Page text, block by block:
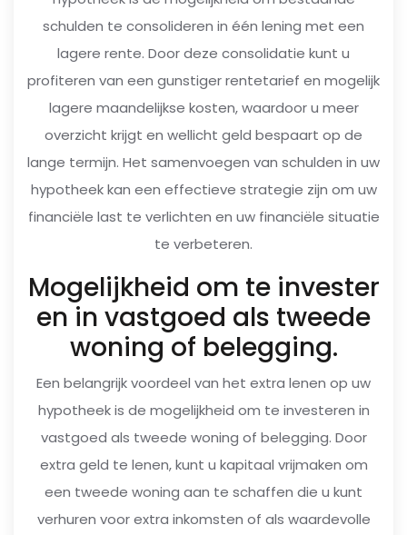
schulden te consolideren in één lening met een
lagere rente. Door deze consolidatie kunt u
profiteren van een gunstiger rentetarief en mogelijk
lagere maandelijkse kosten, waardoor u meer
overzicht krijgt en wellicht geld bespaart op de
lange termijn. Het samenvoegen van schulden in uw
hypotheek kan een effectieve strategie zijn om uw
financiële last te verlichten en uw financiële situatie
te verbeteren.
Mogelijkheid om te invester
en in vastgoed als tweede
woning of belegging.
Een belangrijk voordeel van het extra lenen op uw
hypotheek is de mogelijkheid om te investeren in
vastgoed als tweede woning of belegging. Door
extra geld te lenen, kunt u kapitaal vrijmaken om
een tweede woning aan te schaffen die u kunt
verhuren voor extra inkomsten of als waardevolle